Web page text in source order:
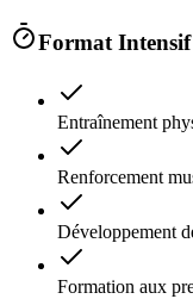
Format Intensif
Entraînement
Renforcement
Développement
Formation aux